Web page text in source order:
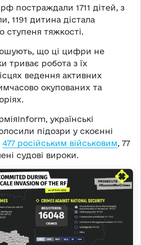
рф постраждали 1711 дітей, з
1191 дитина дістала
ступеня тяжкості.
що ці цифри не
триває робота з їх
ведення активних
окупованих та
українські
підозри у скоєнні
477 російським військовим, 77
судові вироки.